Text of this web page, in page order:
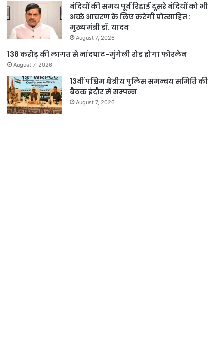
बंदियों की समय पूर्व रिहाई दूसरे बंदियों को भी
अच्छे आचरण के लिए करेगी प्रोत्साहित :
मुख्यमंत्री डॉ. यादव
August 7, 2026
138 करोड़ की लागत से नांदघाट-मुंगेली रोड होगा फोरलेन
August 7, 2026
13वीं पश्चिम क्षेत्रीय पुलिस समन्वय समिति की
बैठक इंदौर में सम्पन्न
August 7, 2026